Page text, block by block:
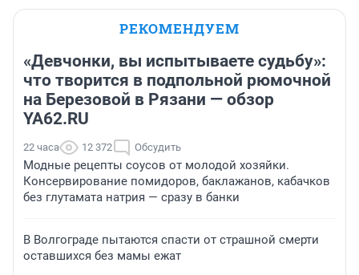
РЕКОМЕНДУЕМ
«Девчонки, вы испытываете судьбу»:
что творится в подпольной рюмочной
на Березовой в Рязани — обзор
YA62.RU
22 часа 12 372 Обсудить
Модные рецепты соусов от молодой хозяйки.
Консервирование помидоров, баклажанов, кабачков
без глутамата натрия — сразу в банки
В Волгограде пытаются спасти от страшной смерти
оставшихся без мамы ежат